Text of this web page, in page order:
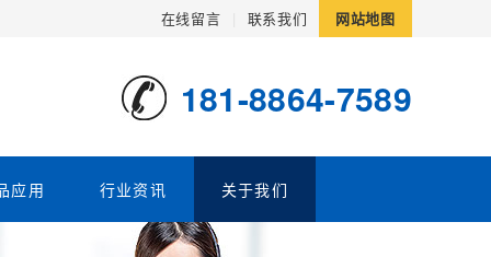
在线留言 联系我们 网站地图
181-8864-7589
应用 行业资讯 关于我们